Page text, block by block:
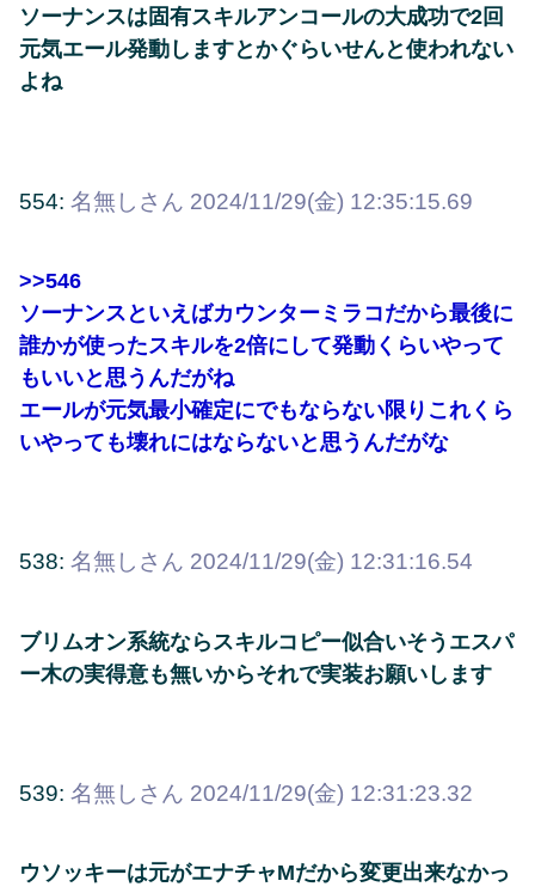
ソーナンスは固有スキルアンコールの大成功で2回
元気エール発動しますとかぐらいせんと使われない
よね
554: 名無しさん 2024/11/29(金) 12:35:15.69
>>546
ソーナンスといえばカウンターミラコだから最後に
誰かが使ったスキルを2倍にして発動くらいやって
もいいと思うんだがね
エールが元気最小確定にでもならない限りこれくら
いやっても壊れにはならないと思うんだがな
538: 名無しさん 2024/11/29(金) 12:31:16.54
ブリムオン系統ならスキルコピー似合いそうエスパ
ー木の実得意も無いからそれで実装お願いします
539: 名無しさん 2024/11/29(金) 12:31:23.32
ウソッキーは元がエナチャMだから変更出来なかっ